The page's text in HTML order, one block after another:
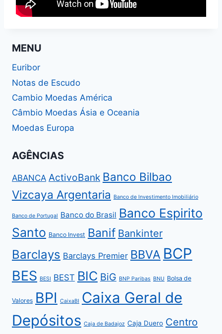
MENU
Euribor
Notas de Escudo
Cambio Moedas América
Câmbio Moedas Ásia e Oceania
Moedas Europa
AGÊNCIAS
ABANCA ActivoBank Banco Bilbao
Vizcaya Argentaria
Banco de Investimento Imobiliário
Banco de Portugal Banco do Brasil Banco Espirito
Santo Banco Invest Banif Bankinter
Barclays Barclays Premier BBVA BCP
BES BESI BEST BIC BiG BNP Paribas BNU Bolsa de
Valores BPI CaixaBI Caixa Geral de
Depósitos Caja de Badajoz Caja Duero Centro